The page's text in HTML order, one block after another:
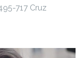
717 Cruz